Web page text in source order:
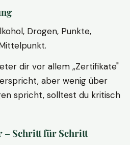
Drogen, Punkte,
dir vor allem „Zertifikate"
aber wenig über
spricht, solltest du kritisch
– Schritt für Schritt